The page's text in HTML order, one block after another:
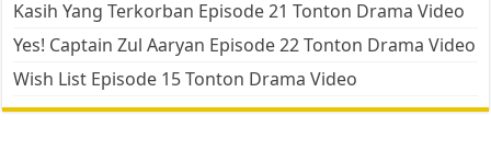
Kasih Yang Terkorban Episode 21 Tonton Drama Video
Yes! Captain Zul Aaryan Episode 22 Tonton Drama Video
Wish List Episode 15 Tonton Drama Video